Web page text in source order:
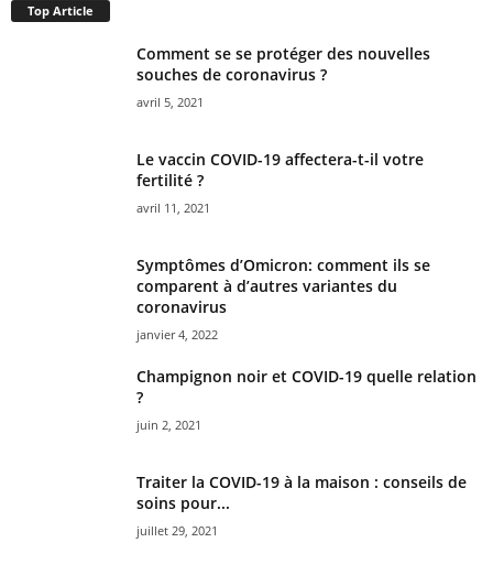
Top Article
Comment se se protéger des nouvelles
souches de coronavirus ?
avril 5, 2021
Le vaccin COVID-19 affectera-t-il votre
fertilité ?
avril 11, 2021
Symptômes d’Omicron: comment ils se
comparent à d’autres variantes du
coronavirus
janvier 4, 2022
Champignon noir et COVID-19 quelle relation
?
juin 2, 2021
Traiter la COVID-19 à la maison : conseils de
soins pour...
juillet 29, 2021